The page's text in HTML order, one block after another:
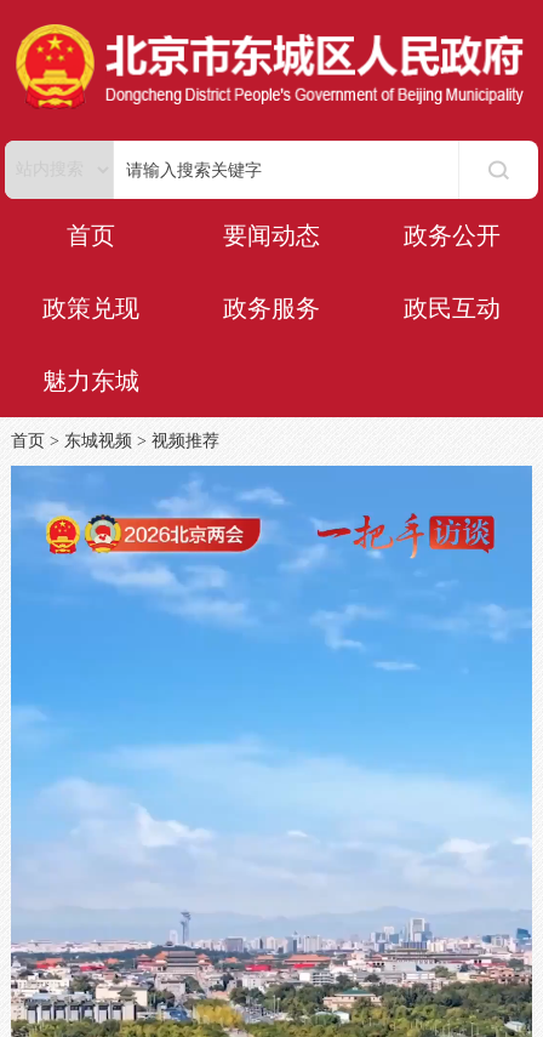
首页 要闻动态 政务公开
政策兑现 政务服务 政民互动
魅力东城
首页> 东城视频 > 视频推荐